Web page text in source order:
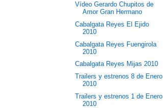
Vídeo Gerardo Chupitos de
Amor Gran Hermano
Cabalgata Reyes El Ejido
2010
Cabalgata Reyes Fuengirola
2010
Cabalgata Reyes Mijas 2010
Trailers y estrenos 8 de Enero
2010
Trailers y estrenos 1 de Enero
2010